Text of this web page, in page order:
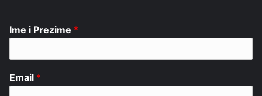
Ime i Prezime *
Email *